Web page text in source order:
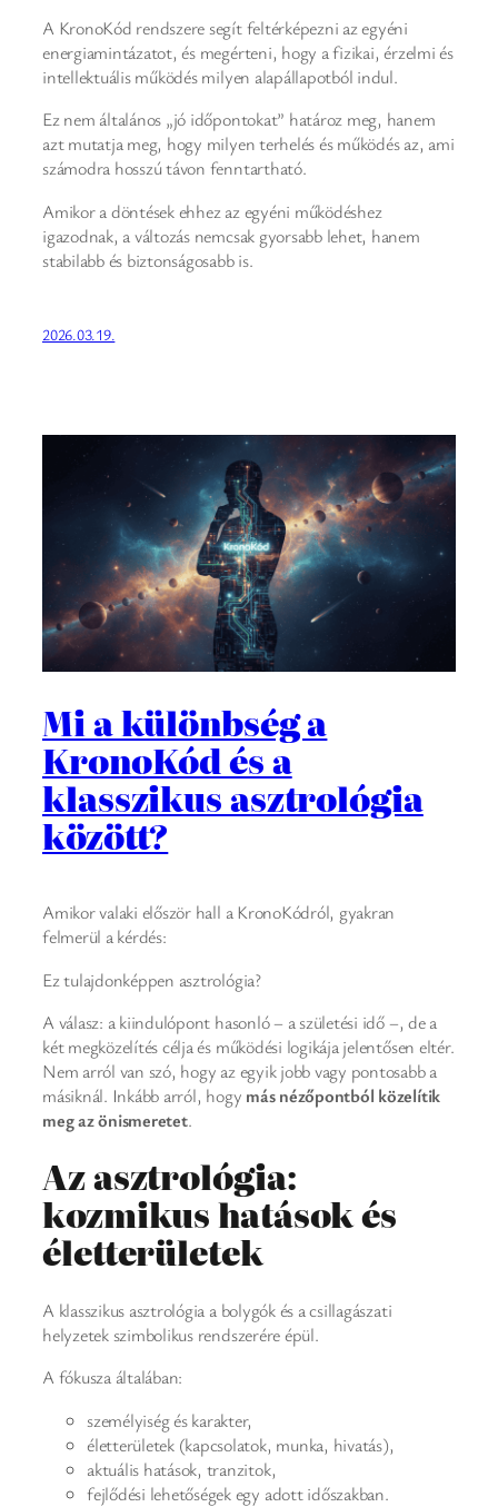
A KronoKód rendszere segít feltérképezni az egyéni
energiamintázatot, és megérteni, hogy a fizikai, érzelmi és
intellektuális működés milyen alapállapotból indul.
Ez nem általános „jó időpontokat” határoz meg, hanem
azt mutatja meg, hogy milyen terhelés és működés az, ami
számodra hosszú távon fenntartható.
Amikor a döntések ehhez az egyéni működéshez
igazodnak, a változás nemcsak gyorsabb lehet, hanem
stabilabb és biztonságosabb is.
2026.03.19.
Mi a különbség a
KronoKód és a
klasszikus asztrológia
között?
Amikor valaki először hall a KronoKódról, gyakran
felmerül a kérdés:
Ez tulajdonképpen asztrológia?
A válasz: a kiindulópont hasonló – a születési idő –, de a
két megközelítés célja és működési logikája jelentősen eltér.
Nem arról van szó, hogy az egyik jobb vagy pontosabb a
másiknál. Inkább arról, hogy más nézőpontból közelítik
meg az önismeretet.
Az asztrológia:
kozmikus hatások és
életterületek
A klasszikus asztrológia a bolygók és a csillagászati
helyzetek szimbolikus rendszerére épül.
A fókusza általában:
személyiség és karakter,
életterületek (kapcsolatok, munka, hivatás),
aktuális hatások, tranzitok,
fejlődési lehetőségek egy adott időszakban.